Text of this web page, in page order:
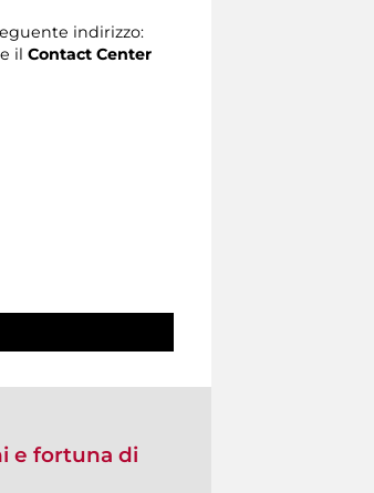
indirizzo:
il Contact Center
e fortuna di